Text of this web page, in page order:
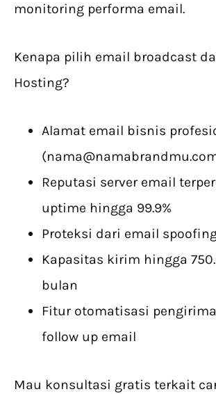
monitoring performa email.
Kenapa pilih email broadcast
Hosting?
Alamat email bisnis
(
Reputasi server email
uptime hingga 99.9%
Proteksi dari email
Kapasitas kirim hingga
bulan
Fitur otomatisasi
follow up email
Mau konsultasi gratis terkait